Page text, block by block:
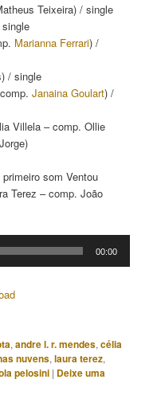
Teixeira) / single
Marianna Ferrari) /
/ single
Janaina Goulart) /
Villela – comp. Ollie
som Ventou
Terez – comp. João
00:00
,andre l. r. mendes,célia
nuvens,laura terez,
pelosini | Deixe uma